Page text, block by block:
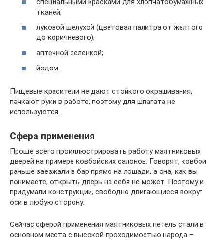
тканей;
луковой шелухой (цветовая палитра от желтого
до коричневого);
аптечной зеленкой;
йодом.
Пищевые красители не дают стойкого окрашивания,
пачкают руки в работе, поэтому для шпагата не
используются.
Сфера применения
Проще всего проиллюстрировать работу маятниковых
дверей на примере ковбойских салонов. Говорят, ковбои
раньше заезжали в бар прямо на лошади, а она, как вы
понимаете, открыть дверь на себя не может. Поэтому и
придумали конструкции, свободно двигающиеся вокруг
оси в любую сторону.
Сейчас сферой применения маятниковых петель стали в
основном места с высокой проходимостью народа –